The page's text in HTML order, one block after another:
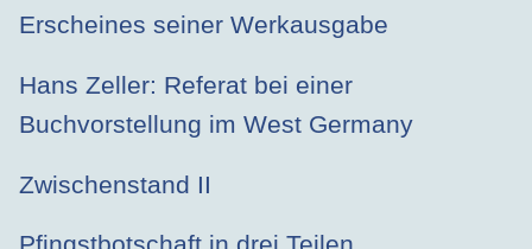
Erscheines seiner Werkausgabe
Hans Zeller: Referat bei einer
Buchvorstellung im West Germany
Zwischenstand II